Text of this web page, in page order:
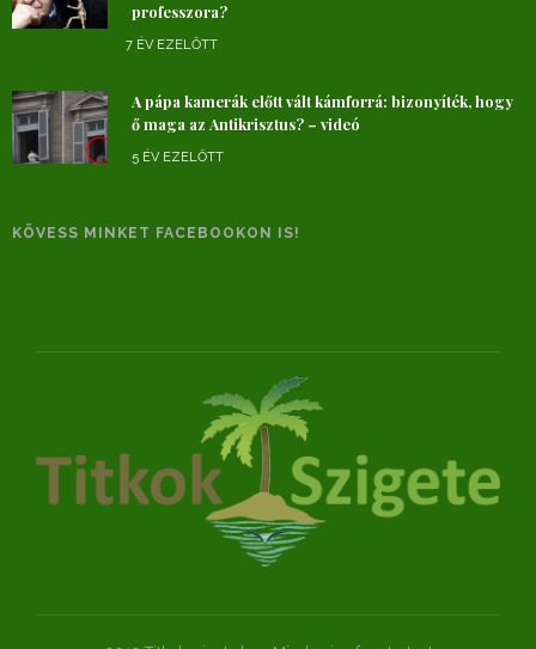
professzora?
7 ÉV EZELŐTT
A pápa kamerák előtt vált kámforrá: bizonyíték, hogy
ő maga az Antikrisztus? – videó
5 ÉV EZELŐTT
KÖVESS MINKET FACEBOOKON IS!